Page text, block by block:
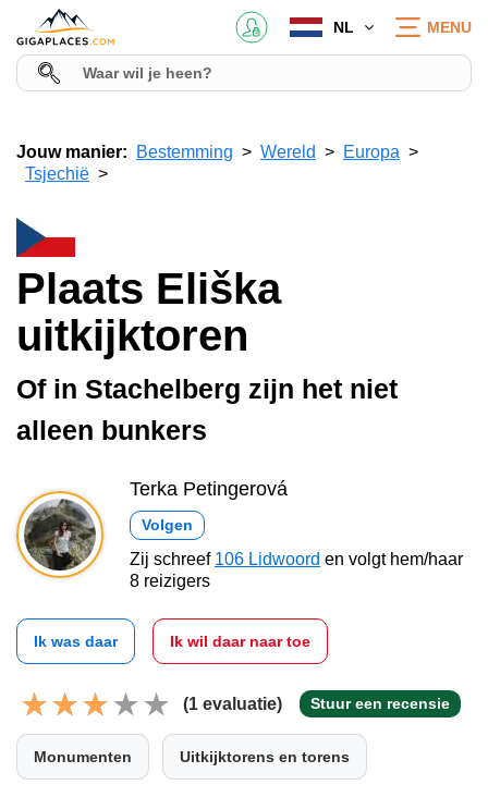
NL MENU
Jouw manier: Bestemming Wereld
Europa
Tsjechië
Plaats Eliška
uitkijktoren
Of in Stachelberg zijn het niet
alleen bunkers
Terka Petingerová
Volgen
Zij schreef 106 Lidwoord en volgt hem/haar
8 reizigers
Ik was daar Ik wil daar naar toe
(1 evaluatie) Stuur een recensie
Monumenten Uitkijktorens en torens